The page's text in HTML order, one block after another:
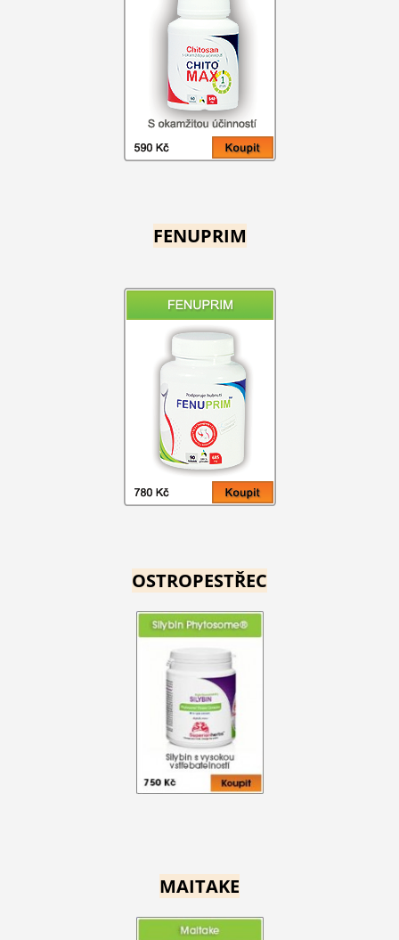
FENUPRIM
OSTROPESTŘEC
MAITAKE